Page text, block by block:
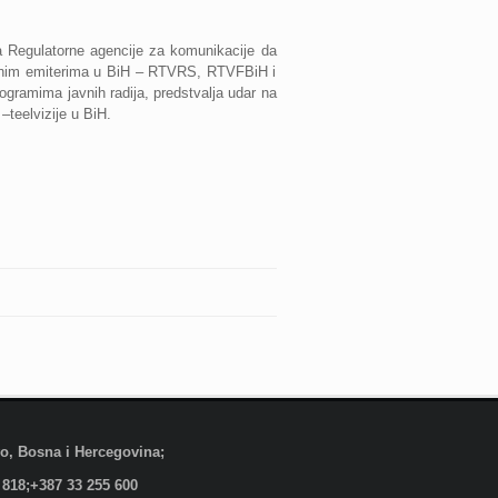
agencije za komunikacije da
emiterima u BiH – RTVRS, RTVFBiH i
javnih radija, predstvalja udar na
u BiH.
Bosna i Hercegovina;
33 255 600